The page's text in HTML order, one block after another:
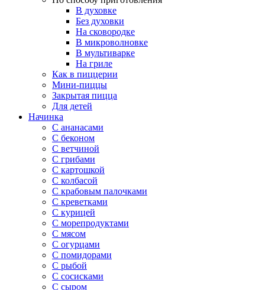
В духовке
Без духовки
На сковородке
В микроволновке
В мультиварке
На гриле
Как в пиццерии
Мини-пиццы
Закрытая пицца
Для детей
Начинка
С ананасами
С беконом
С ветчиной
С грибами
С картошкой
С колбасой
С крабовым палочками
С креветками
С курицей
С морепродуктами
С мясом
С огурцами
С помидорами
С рыбой
С сосисками
С сыром